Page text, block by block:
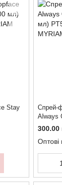
Stay
Спрей-
Always
мл)
300.00
Оптові